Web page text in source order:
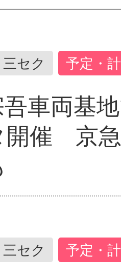
セク 予定・
車両基
開催 京
セク 予定・